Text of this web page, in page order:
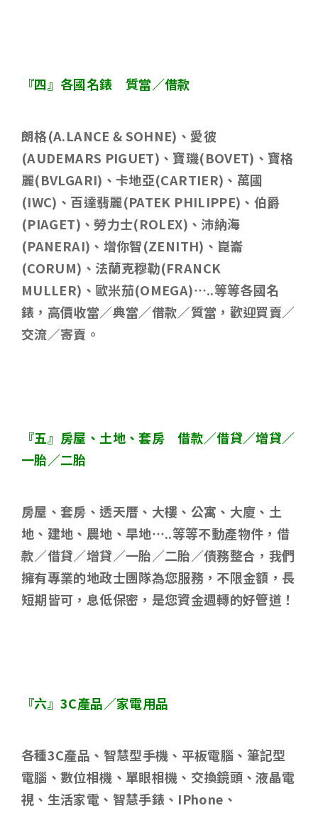
『四』各國名錶 質當／借款
朗格(A.LANCE & SOHNE) 、愛彼
(AUDEMARS PIGUET) 、寶璣(BOVET) 、寶格
麗(BVLGARI) 、卡地亞(CARTIER) 、萬國
(IWC) 、百達翡麗(PATEK PHILIPPE) 、伯爵
(PIAGET) 、勞力士(ROLEX) 、沛納海
(PANERAI) 、增你智(ZENITH) 、崑崙
(CORUM) 、法蘭克穆勒(FRANCK
MULLER) 、歐米茄(OMEGA)…..等等各國名
錶，高價收當／典當／借款／質當，歡迎買賣／
交流／寄賣。
『五』房屋、土地、套房 借款／借貸／增貸／
一胎／二胎
房屋、套房、透天厝、大樓、公寓、大廈、土
地、建地、農地、旱地…..等等不動產物件，借
款／借貸／增貸／一胎／二胎／債務整合，我們
擁有專業的地政士團隊為您服務，不限金額，長
短期皆可，息低保密，是您資金週轉的好管道！
『六』3C產品／家電用品
各種3C產品、智慧型手機、平板電腦、筆記型
電腦、數位相機、單眼相機、交換鏡頭、液晶電
視、生活家電、智慧手錶、 IPhone 、